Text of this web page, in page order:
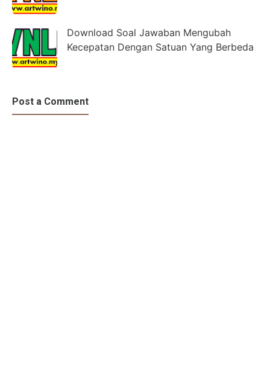
Download Soal Jawaban Mengubah
Kecepatan Dengan Satuan Yang Berbeda
Post a Comment